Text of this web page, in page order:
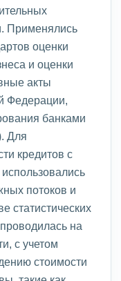
Применялись
оценки
и оценки
акты
Федерации,
банками
Для
кредитов с
потоков и
статистических
на
с учетом
стоимости